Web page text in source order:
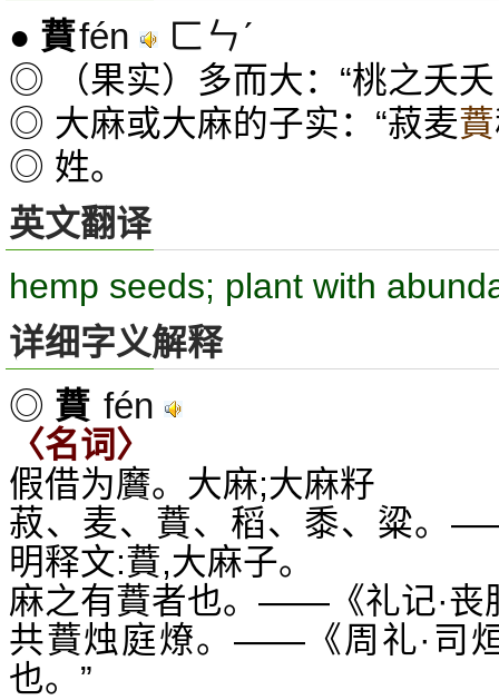
● 蕡fén ㄈㄣˊ
◎ （果实）多而大：“桃之夭
◎ 大麻或大麻的子实：“菽麦蕡
◎ 姓。
英文翻译
hemp seeds; plant with
详细字义解释
◎ 蕡 fén
〈名词〉
假借为黂。大麻;大麻籽
菽、麦、蕡、稻、黍、粱。
明释文:蕡,大麻子。
麻之有蕡者也。——《礼记·丧
共蕡烛庭燎。——《周礼·司
也。”